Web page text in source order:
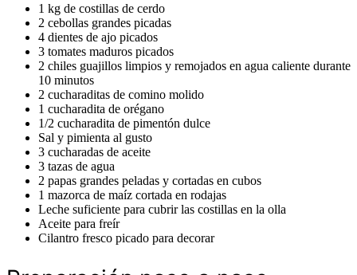
1 kg de costillas de cerdo
2 cebollas grandes picadas
4 dientes de ajo picados
3 tomates maduros picados
2 chiles guajillos limpios y remojados en agua caliente durante
10 minutos
2 cucharaditas de comino molido
1 cucharadita de orégano
1/2 cucharadita de pimentón dulce
Sal y pimienta al gusto
3 cucharadas de aceite
3 tazas de agua
2 papas grandes peladas y cortadas en cubos
1 mazorca de maíz cortada en rodajas
Leche suficiente para cubrir las costillas en la olla
Aceite para freír
Cilantro fresco picado para decorar